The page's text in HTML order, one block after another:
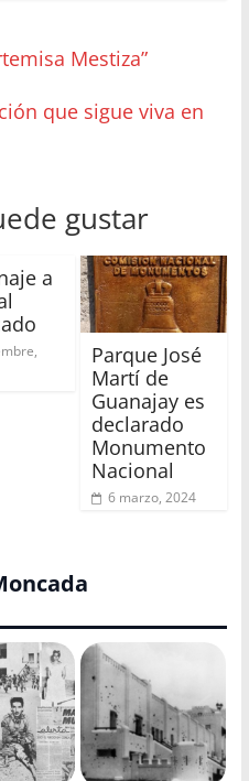
Mestiza”
que sigue viva en
gustar
a
Parque José
Martí de
Guanajay es
declarado
Monumento
Nacional
6 marzo, 2024